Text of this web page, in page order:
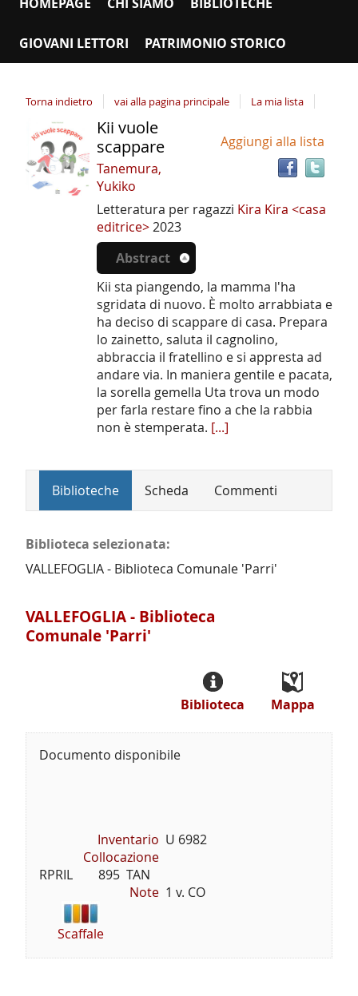
GIOVANI LETTORI PATRIMONIO STORICO
Torna indietro vai alla pagina principale La mia lista
Dettaglio
del
documento
Aggiungi alla lista
Kii vuole
scappare
Tanemura,
Yukiko
Letteratura per ragazzi Kira Kira <casa
editrice>2023
Abstract
Kii sta piangendo, la mamma l'ha
sgridata di nuovo. È molto arrabbiata e
ha deciso di scappare di casa. Prepara
lo zainetto, saluta il cagnolino,
abbraccia il fratellino e si appresta ad
andare via. In maniera gentile e pacata,
la sorella gemella Uta trova un modo
per farla restare fino a che la rabbia
non è stemperata. [...]
Biblioteche Scheda Commenti
Biblioteca selezionata:
VALLEFOGLIA - Biblioteca Comunale 'Parri'
VALLEFOGLIA - Biblioteca
Comunale 'Parri'
Mappa
Biblioteca
Documento disponibile
Inventario U 6982
Collocazione
RPRIL        895  TAN
Note 1 v. CO
Scaffale